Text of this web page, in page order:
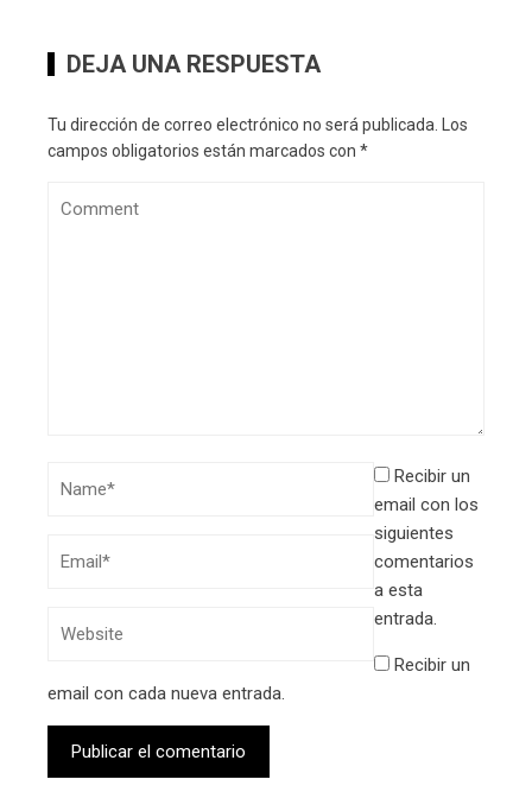
DEJA UNA RESPUESTA
Tu dirección de correo electrónico no será publicada.
Los
campos obligatorios están marcados con *
Recibir un
email con los
siguientes
comentarios
a esta
entrada.
Recibir un
email con cada nueva entrada.